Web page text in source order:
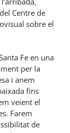
Centre de
sobre el
Fe en una
per la
i anem
fins
veient el
Farem
de